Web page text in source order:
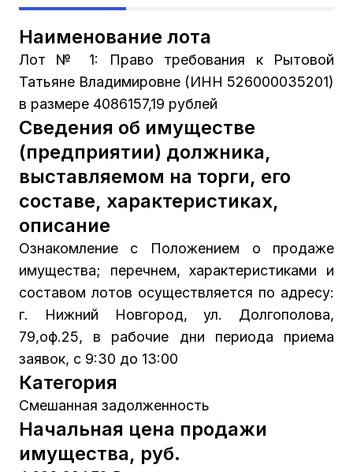
Наименование лота
Лот № 1: Право требования к Рытовой
Татьяне Владимировне (ИНН 526000035201)
в размере 4086157,19 рублей
Сведения об имуществе
(предприятии) должника,
выставляемом на торги, его
составе, характеристиках,
описание
Ознакомление с Положением о продаже
имущества; перечнем, характеристиками и
составом лотов осуществляется по адресу:
г. Нижний Новгород, ул. Долгополова,
79,оф.25, в рабочие дни периода приема
заявок, с 9:30 до 13:00
Категория
Смешанная задолженность
Начальная цена продажи
имущества, руб.